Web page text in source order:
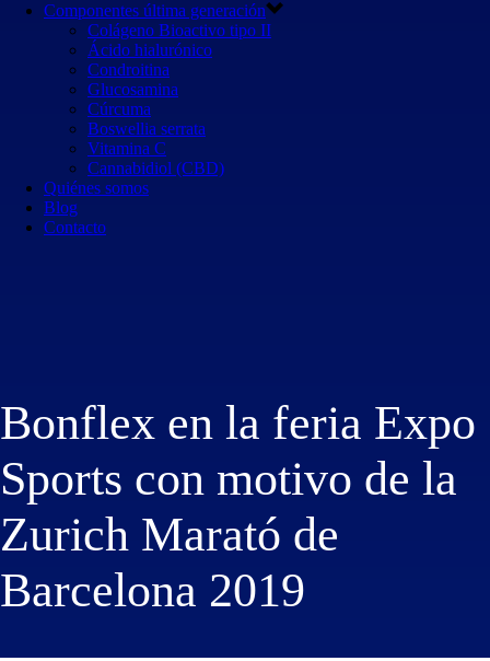
Componentes última generación
Colágeno Bioactivo tipo II
Ácido hialurónico
Condroitina
Glucosamina
Cúrcuma
Boswellia serrata
Vitamina C
Cannabidiol (CBD)
Quiénes somos
Blog
Contacto
Bonflex en la feria Expo
Sports con motivo de la
Zurich Marató de
Barcelona 2019